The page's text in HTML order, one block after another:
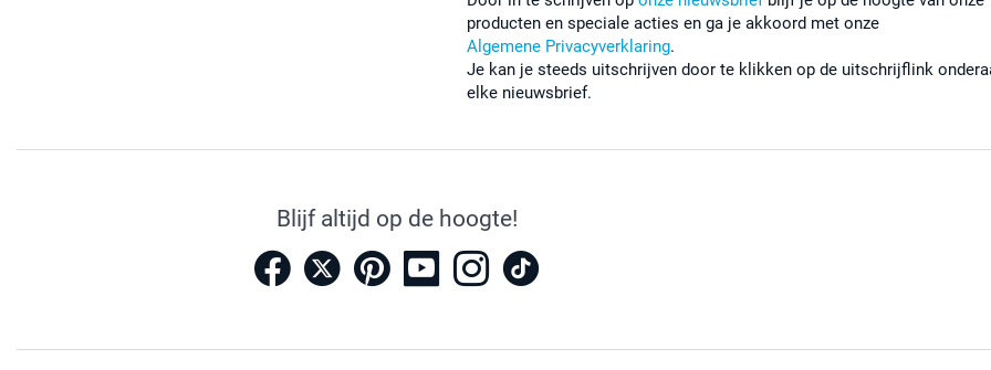
producten en speciale acties en ga je akkoord met onze
Algemene Privacyverklaring.
Je kan je steeds uitschrijven door te klikken op de uitschrijflink
elke nieuwsbrief.
Blijf altijd op de hoogte!